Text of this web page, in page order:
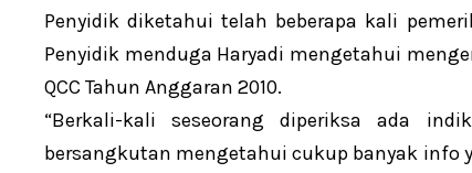
Penyidik diketahui telah beberapa kali
Penyidik menduga Haryadi mengetahui
QCC Tahun Anggaran 2010.
“Berkali-kali seseorang diperiksa ada
bersangkutan mengetahui cukup banyak info